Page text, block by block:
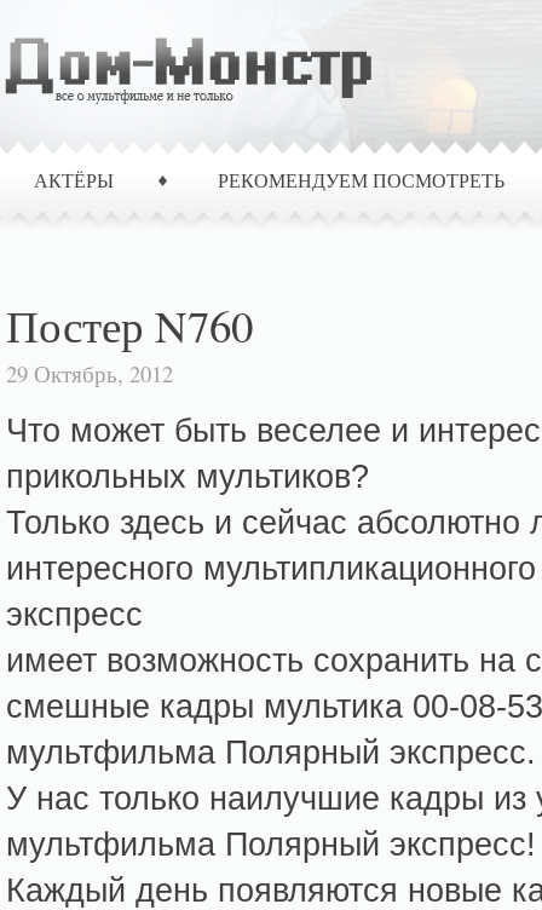
АКТЁРЫ РЕКОМЕНДУЕМ ПОСМОТРЕТЬ
Постер N760
29 Октябрь, 2012
Что может быть веселее и
прикольных мультиков?
Только здесь и сейчас абсолютно
интересного
экспресс
имеет возможность сохранить на
смешные кадры мультика 00-08-
мультфильма Полярный экспресс.
У нас только наилучшие кадры из
мультфильма Полярный экспресс!
Каждый день появляются новые